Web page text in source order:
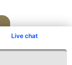
Live chat